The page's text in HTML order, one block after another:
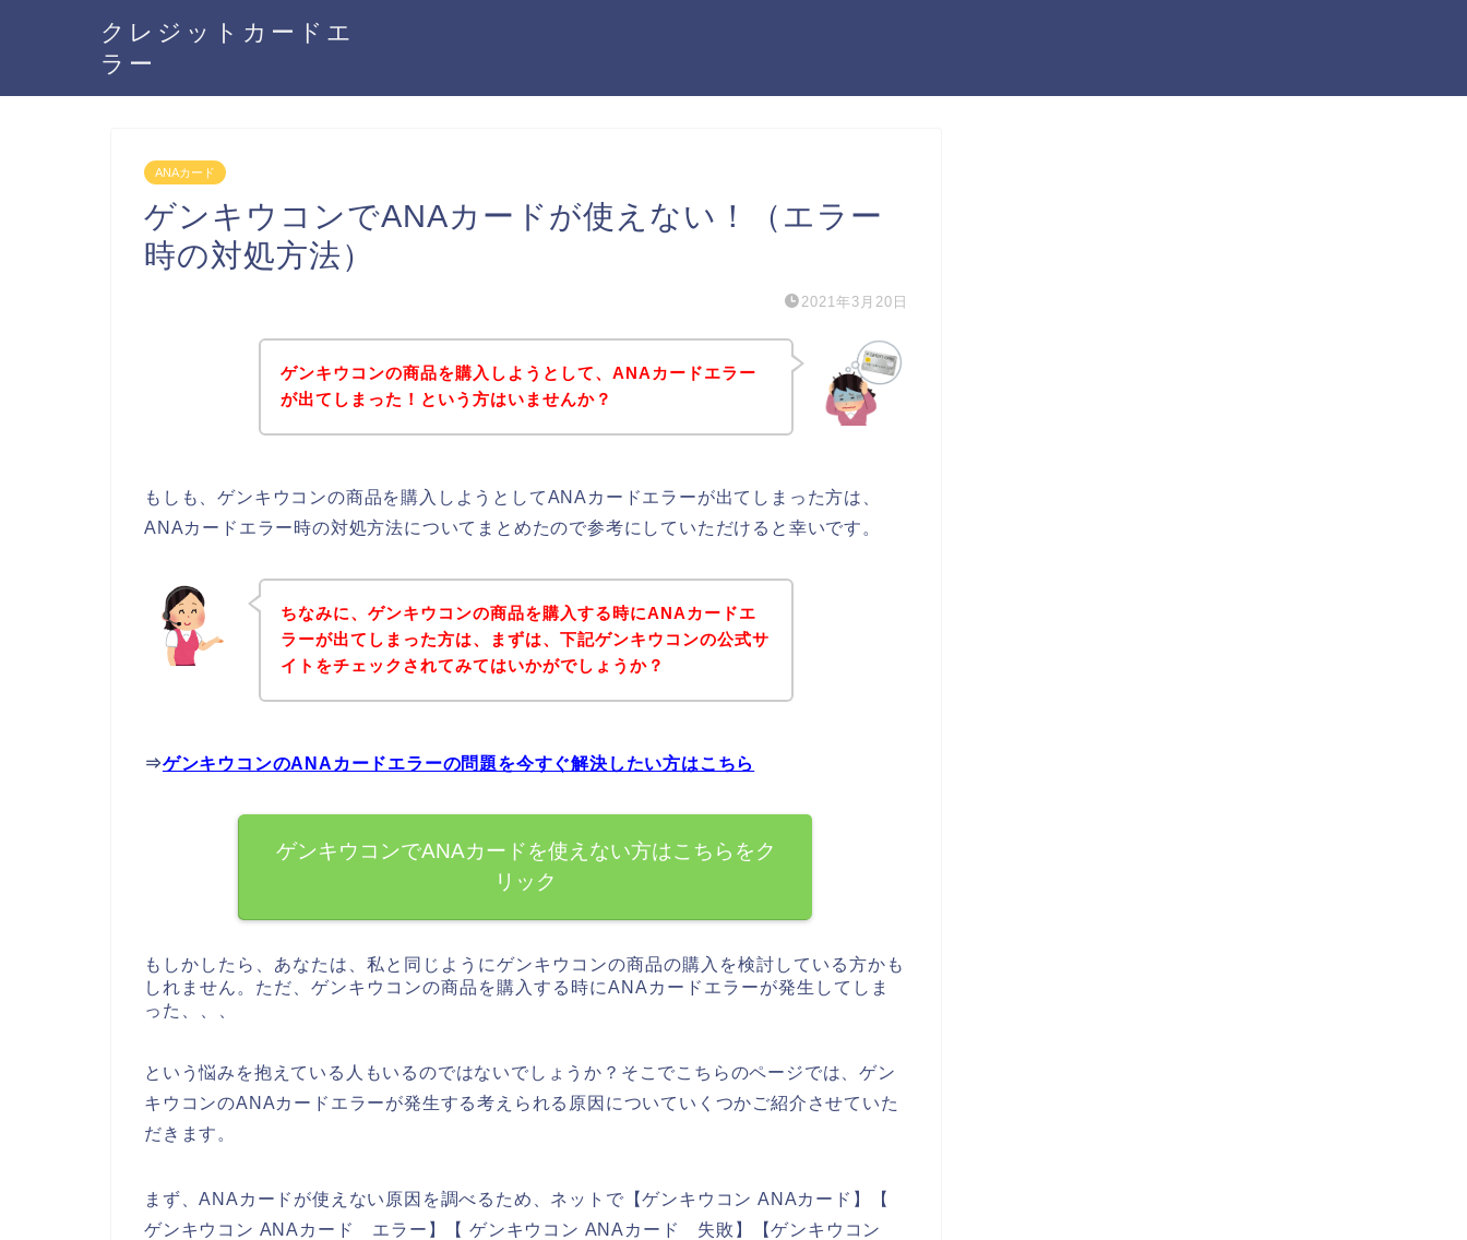
クレジットカードエ
ラー
ANAカード
ゲンキウコンでANAカードが使えない！（エラー
時の対処方法）
2021年3月20日
ゲンキウコンの商品を購入しようとして、ANAカードエラー
が出てしまった！という方はいませんか？
もしも、ゲンキウコンの商品を購入しようとしてANAカードエラーが出てしまった方は、
ANAカードエラー時の対処方法についてまとめたので参考にしていただけると幸いです。
ちなみに、ゲンキウコンの商品を購入する時にANAカードエ
ラーが出てしまった方は、まずは、下記ゲンキウコンの公式サ
イトをチェックされてみてはいかがでしょうか？
⇒ゲンキウコンのANAカードエラーの問題を今すぐ解決したい方はこちら
ゲンキウコンでANAカードを使えない方はこちらをク
リック
もしかしたら、あなたは、私と同じようにゲンキウコンの商品の購入を検討している方かも
しれません。ただ、ゲンキウコンの商品を購入する時にANAカードエラーが発生してしま
った、、、
という悩みを抱えている人もいるのではないでしょうか？そこでこちらのページでは、ゲン
キウコンのANAカードエラーが発生する考えられる原因についていくつかご紹介させていた
だきます。
まず、ANAカードが使えない原因を調べるため、ネットで【ゲンキウコン ANAカード】【
ゲンキウコン ANAカード エラー】【 ゲンキウコン ANAカード 失敗】【ゲンキウコン